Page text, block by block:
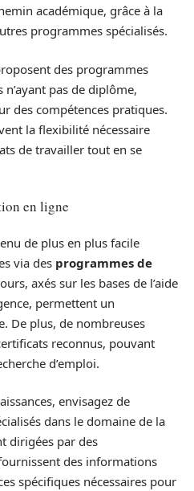
académique, grâce à la
programmes spécialisés.
des programmes
pas de diplôme,
des compétences pratiques.
la flexibilité nécessaire
de travailler tout en se
en ligne
de plus en plus facile
via des programmes de
axés sur les bases de l’aide
permettent un
De plus, de nombreuses
reconnus, pouvant
d’emploi.
envisagez de
dans le domaine de la
dirigées par des
des informations
spécifiques nécessaires pour